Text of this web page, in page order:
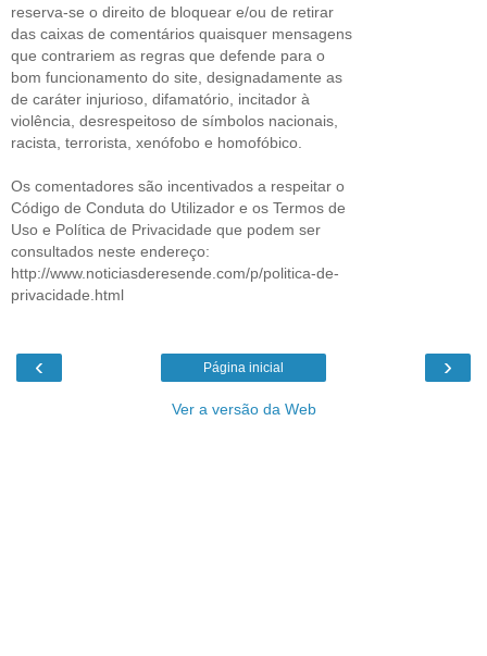
reserva-se o direito de bloquear e/ou de retirar
das caixas de comentários quaisquer mensagens
que contrariem as regras que defende para o
bom funcionamento do site, designadamente as
de caráter injurioso, difamatório, incitador à
violência, desrespeitoso de símbolos nacionais,
racista, terrorista, xenófobo e homofóbico.
Os comentadores são incentivados a respeitar o
Código de Conduta do Utilizador e os Termos de
Uso e Política de Privacidade que podem ser
consultados neste endereço:
http://www.noticiasderesende.com/p/politica-de-
privacidade.html
‹ ›
Página inicial
Ver a versão da Web